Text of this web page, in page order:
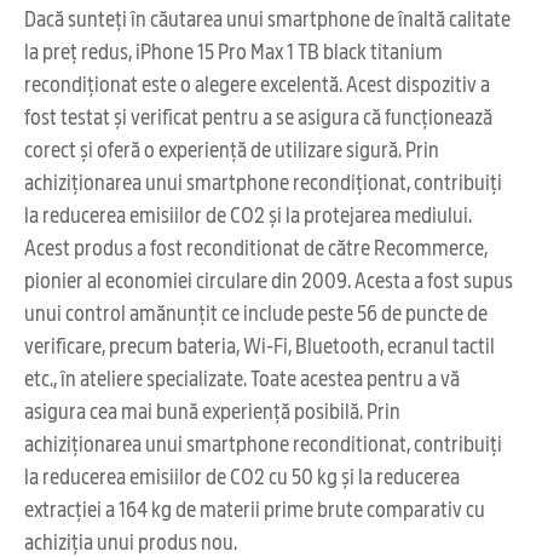
Dacă sunteți în căutarea unui smartphone de înaltă calitate
la preț redus, iPhone 15 Pro Max 1 TB black titanium
recondiționat este o alegere excelentă. Acest dispozitiv a
fost testat și verificat pentru a se asigura că funcționează
corect și oferă o experiență de utilizare sigură. Prin
achiziționarea unui smartphone recondiționat, contribuiți
la reducerea emisiilor de CO2 și la protejarea mediului.
Acest produs a fost reconditionat de către Recommerce,
pionier al economiei circulare din 2009. Acesta a fost supus
unui control amănunțit ce include peste 56 de puncte de
verificare, precum bateria, Wi-Fi, Bluetooth, ecranul tactil
etc., în ateliere specializate. Toate acestea pentru a vă
asigura cea mai bună experiență posibilă. Prin
achiziționarea unui smartphone reconditionat, contribuiți
la reducerea emisiilor de CO2 cu 50 kg și la reducerea
extracției a 164 kg de materii prime brute comparativ cu
achiziția unui produs nou.